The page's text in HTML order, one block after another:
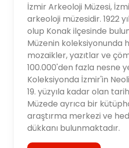
İzmir Arkeoloji Müzesi,
arkeoloji müzesidir. 1922
olup Konak ilçesinde
Müzenin koleksiyonunda
mozaikler, yazıtlar ve
100.000'den fazla nesne
Koleksiyonda İzmir'in
19. yüzyıla kadar olan
Müzede ayrıca bir
araştırma merkezi ve
dükkanı bulunmaktadır.